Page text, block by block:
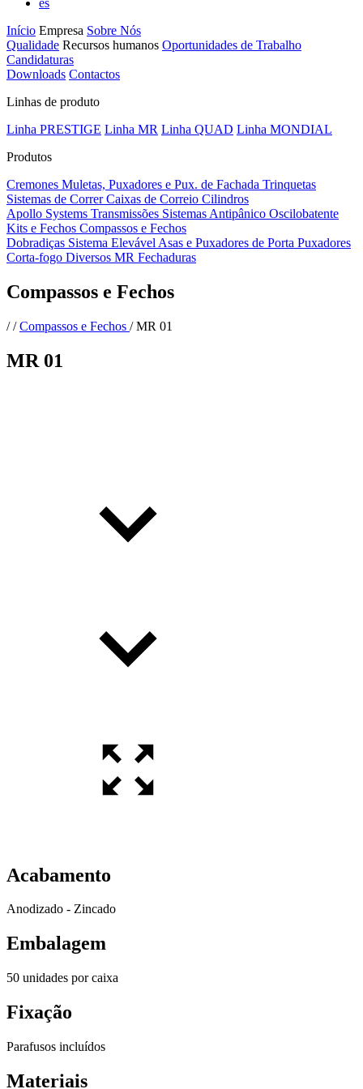
es
Início Empresa Sobre Nós
Qualidade Recursos humanos Oportunidades de Trabalho
Candidaturas
Downloads Contactos
Linhas de produto
Linha PRESTIGE Linha MR Linha QUAD Linha MONDIAL
Produtos
Cremones Muletas, Puxadores e Pux. de Fachada Trinquetas
Sistemas de CorrerCaixas de Correio Cilindros
Apollo Systems Transmissões Sistemas Antipânico Oscilobatente
Kits e Fechos Compassos e Fechos
Dobradiças Sistema Elevável Asas e Puxadores de Porta Puxadores
Corta-fogo Diversos MR Fechaduras
Compassos e Fechos
//Compassos e Fechos /MR 01
MR 01
Acabamento
Anodizado - Zincado
Embalagem
50 unidades por caixa
Fixação
Parafusos incluídos
Materiais